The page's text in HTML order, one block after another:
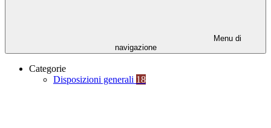
Menu di
navigazione
Categorie
Disposizioni generali 18